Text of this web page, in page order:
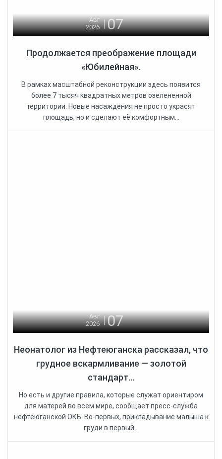
Авг
2026
07
Продолжается преображение площади
«Юбилейная».
В рамках масштабной реконструкции здесь появится
более 7 тысяч квадратных метров озелененной
территории. Новые насаждения не просто украсят
площадь, но и сделают её комфортным...
Авг
2026
07
Неонатолог из Нефтеюганска рассказал, что
грудное вскармливание — золотой
стандарт...
Но есть и другие правила, которые служат ориентиром
для матерей во всем мире, сообщает пресс-служба
нефтеюганской ОКБ. Во-первых, прикладывание малыша к
груди в первый...